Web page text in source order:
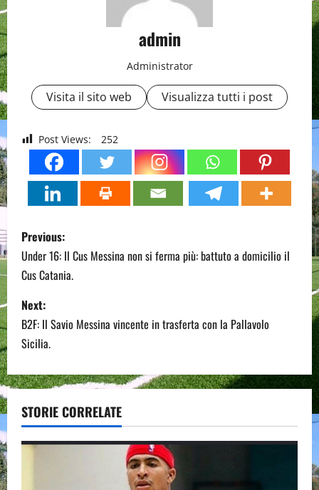
admin
Administrator
Visita il sito web Visualizza tutti i post
Post Views: 252
P
o
s
t
n
a
v
i
Previous:
Under 16: Il Cus Messina non si ferma più: battuto a domicilio il
Cus Catania.
Next:
B2F: Il Savio Messina vincente in trasferta con la Pallavolo
Sicilia.
STORIE CORRELATE